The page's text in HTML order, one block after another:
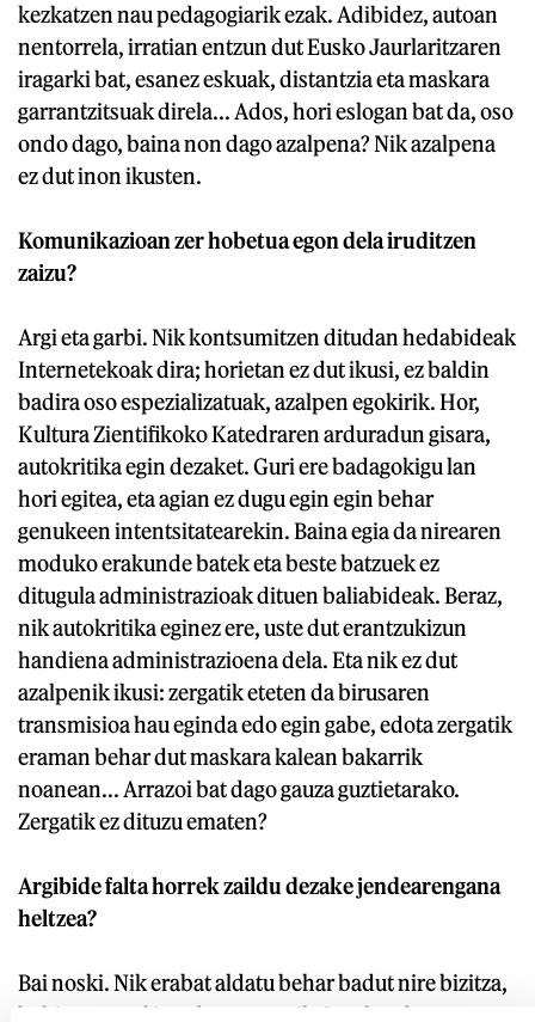
kezkatzen nau pedagogiarik ezak. Adibidez, autoan
nentorrela, irratian entzun dut Eusko Jaurlaritzaren
iragarki bat, esanez eskuak, distantzia eta maskara
garrantzitsuak direla... Ados, hori eslogan bat da, oso
ondo dago, baina non dago azalpena? Nik azalpena
ez dut inon ikusten.
Komunikazioan zer hobetua egon dela iruditzen
zaizu?
Argi eta garbi. Nik kontsumitzen ditudan hedabideak
Internetekoak dira; horietan ez dut ikusi, ez baldin
badira oso espezializatuak, azalpen egokirik. Hor,
Kultura Zientifikoko Katedraren arduradun gisara,
autokritika egin dezaket. Guri ere badagokigu lan
hori egitea, eta agian ez dugu egin egin behar
genukeen intentsitatearekin. Baina egia da nirearen
moduko erakunde batek eta beste batzuek ez
ditugula administrazioak dituen baliabideak. Beraz,
nik autokritika eginez ere, uste dut erantzukizun
handiena administrazioena dela. Eta nik ez dut
azalpenik ikusi: zergatik eteten da birusaren
transmisioa hau eginda edo egin gabe, edota zergatik
eraman behar dut maskara kalean bakarrik
noanean... Arrazoi bat dago gauza guztietarako.
Zergatik ez dituzu ematen?
Argibide falta horrek zaildu dezake jendearengana
heltzea?
Bai noski. Nik erabat aldatu behar badut nire bizitza,
behintzat azal iezadazu zergatik. Igual ez dut